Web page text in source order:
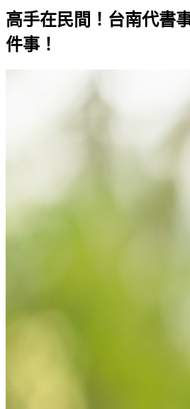
高手在民間！台南代書
件事！